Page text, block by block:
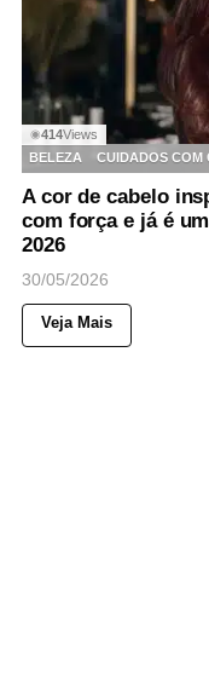
◉414Views
BELEZA
CUIDADOS COM
A cor de cabelo
com força e já é
2026
30/05/2026
Veja Mais